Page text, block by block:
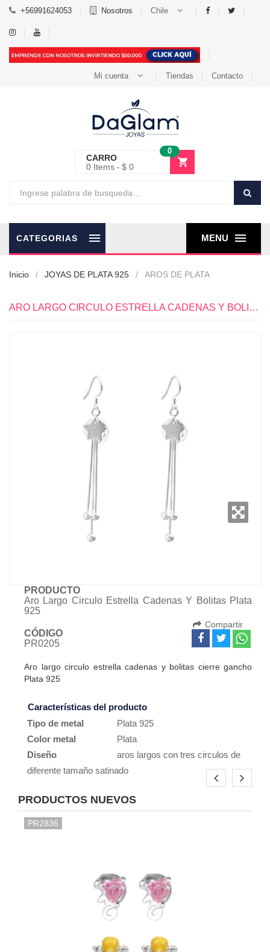
+56991624053 Nosotros Chile
Mi cuenta Tiendas Contacto
CARRO
0
0 Items $ 0
MENU
CATEGORIAS
Inicio JOYAS DE PLATA 925 AROS DE PLATA
ARO LARGO CIRCULO ESTRELLA CADENAS Y BOLITAS PLATA 925 - PR0205
PRODUCTO
Aro Largo Circulo Estrella Cadenas Y Bolitas Plata
925
CÓDIGO
PR0205
Compartir
Aro largo circulo estrella cadenas y bolitas cierre gancho
Plata 925
Características del producto
Tipo de metal
Plata 925
Color metal
Plata
Diseño
aros largos con tres circulos de
diferente tamaño satinado
PRODUCTOS NUEVOS
PR2836